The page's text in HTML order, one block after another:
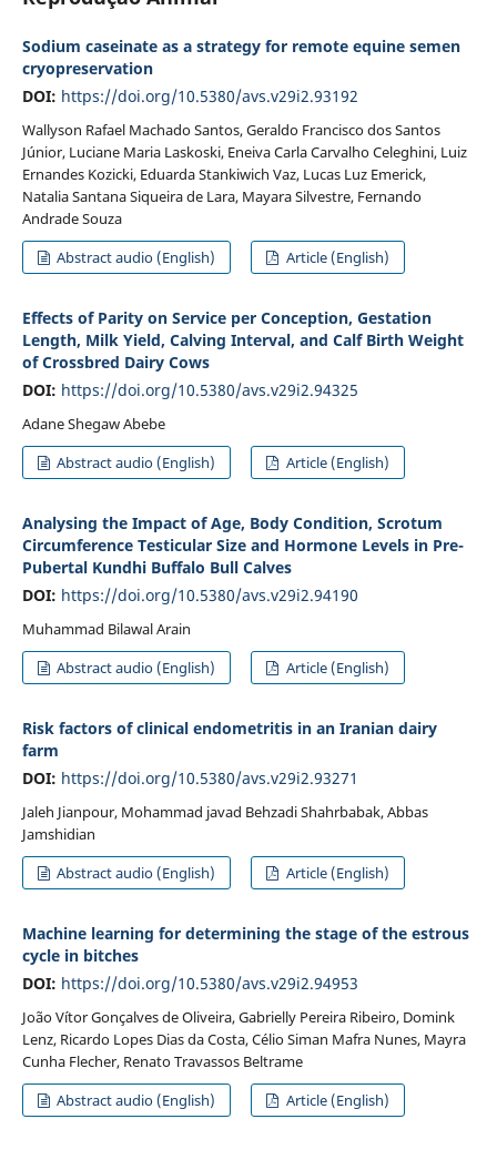
Sodium caseinate as a strategy for remote equine semen
cryopreservation
DOI: https://doi.org/10.5380/avs.v29i2.93192
Wallyson Rafael Machado Santos, Geraldo Francisco dos Santos
Júnior, Luciane Maria Laskoski, Eneiva Carla Carvalho Celeghini, Luiz
Ernandes Kozicki, Eduarda Stankiwich Vaz, Lucas Luz Emerick,
Natalia Santana Siqueira de Lara, Mayara Silvestre, Fernando
Andrade Souza
Abstract audio (English)
Article (English)
Effects of Parity on Service per Conception, Gestation
Length, Milk Yield, Calving Interval, and Calf Birth Weight
of Crossbred Dairy Cows
DOI: https://doi.org/10.5380/avs.v29i2.94325
Adane Shegaw Abebe
Abstract audio (English)
Article (English)
Analysing the Impact of Age, Body Condition, Scrotum
Circumference Testicular Size and Hormone Levels in Pre-
Pubertal Kundhi Buffalo Bull Calves
DOI: https://doi.org/10.5380/avs.v29i2.94190
Muhammad Bilawal Arain
Abstract audio (English)
Article (English)
Risk factors of clinical endometritis in an Iranian dairy
farm
DOI: https://doi.org/10.5380/avs.v29i2.93271
Jaleh Jianpour, Mohammad javad Behzadi Shahrbabak, Abbas
Jamshidian
Abstract audio (English)
Article (English)
Machine learning for determining the stage of the estrous
cycle in bitches
DOI: https://doi.org/10.5380/avs.v29i2.94953
João Vítor Gonçalves de Oliveira, Gabrielly Pereira Ribeiro, Domink
Lenz, Ricardo Lopes Dias da Costa, Célio Siman Mafra Nunes, Mayra
Cunha Flecher, Renato Travassos Beltrame
Abstract audio (English)
Article (English)